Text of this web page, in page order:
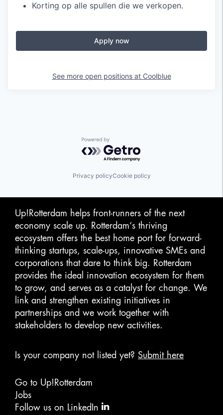
Korting op alle spullen die we verkopen.
Apply now
See more open positions at Coolblue
Powered by Getro.com
Privacy policyCookie policy
Up!Rotterdam helps front-runners of the next
economy scale up. Rotterdam‘s thriving
ecosystem offers the best home port for forward-
thinking startups, scale-ups, innovative SMEs and
corporations that dare to think big. Rotterdam
provides the ideal innovation ecosystem for them
to grow, and serves as a catalyst for change. We
link and strengthen existing initiatives in
partnerships and we work together with
stakeholders to develop new activities.
Is your company not listed yet? Submit here
Go to Up!Rotterdam
Jobs
Follow us on LinkedIn